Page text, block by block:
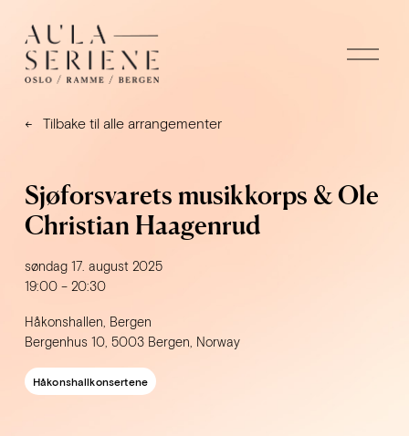
Å
p
Tilbake til alle arrangementer
Sjøforsvarets musikkorps & Ole
Christian Haagenrud
søndag 17. august 2025
19:00
20:30
Håkonshallen, Bergen
Bergenhus 10 5003 Bergen Norway
Håkonshallkonsertene